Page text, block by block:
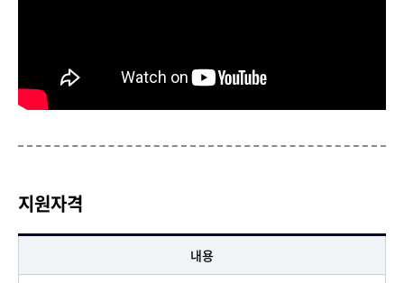
지원자격
내용